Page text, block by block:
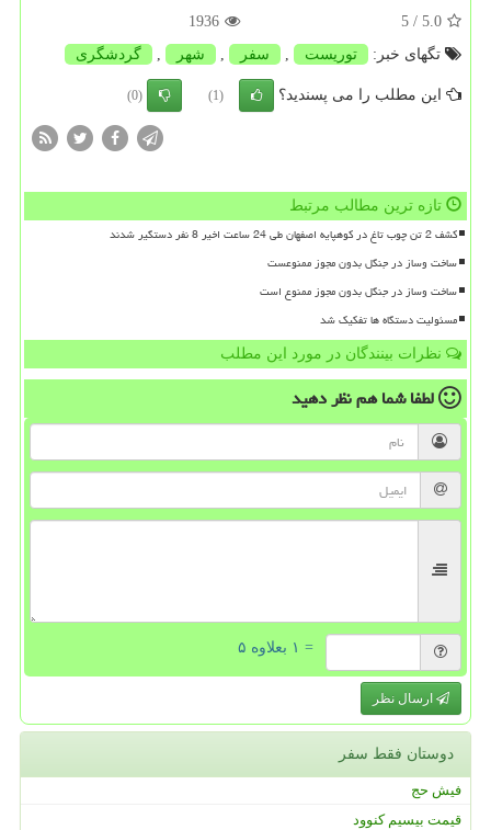
5.0
/ 5
1936
تگهای خبر:
توریست , سفر , شهر , گردشگری
این مطلب را می پسندید؟ (1)
(0)
تازه ترین مطالب مرتبط
کشف 2 تن چوب تاغ در کوهپایه اصفهان طی 24 ساعت اخیر 8 نفر دستگیر شدند
ساخت وساز در جنگل بدون مجوز ممنوعست
ساخت وساز در جنگل بدون مجوز ممنوع است
مسئولیت دستگاه ها تفکیک شد
نظرات بینندگان در مورد این مطلب
لطفا شما همنظر دهید
= ۱ بعلاوه ۵
ارسال نظر
دوستان فقط سفر
فیش حج
قیمت بیسیم کنوود